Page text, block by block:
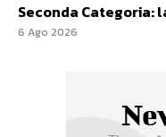
Seconda Categoria:
6 Ago 2026